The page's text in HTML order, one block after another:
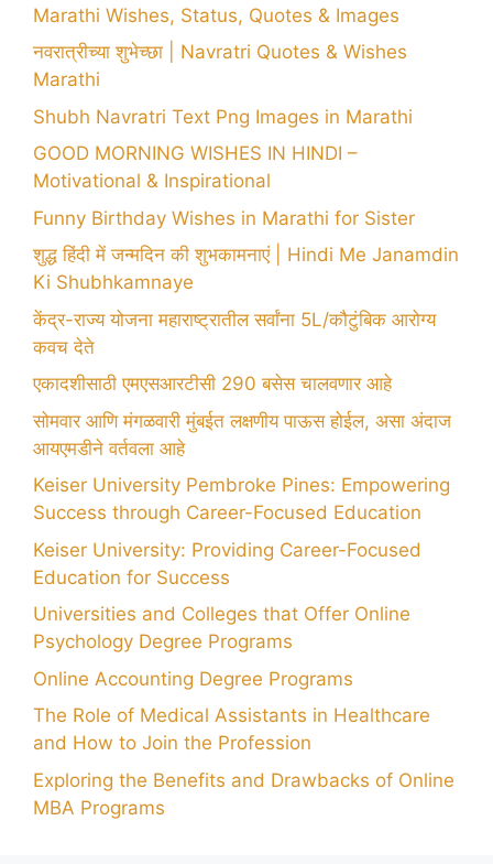
Marathi Wishes, Status, Quotes & Images
नवरात्रीच्या शुभेच्छा | Navratri Quotes & Wishes
Marathi
Shubh Navratri Text Png Images in Marathi
GOOD MORNING WISHES IN HINDI –
Motivational & Inspirational
Funny Birthday Wishes in Marathi for Sister
शुद्ध हिंदी में जन्मदिन की शुभकामनाएं | Hindi Me Janamdin
Ki Shubhkamnaye
केंद्र-राज्य योजना महाराष्ट्रातील सर्वांना 5L/कौटुंबिक आरोग्य
कवच देते
एकादशीसाठी एमएसआरटीसी 290 बसेस चालवणार आहे
सोमवार आणि मंगळवारी मुंबईत लक्षणीय पाऊस होईल, असा अंदाज
आयएमडीने वर्तवला आहे
Keiser University Pembroke Pines: Empowering
Success through Career-Focused Education
Keiser University: Providing Career-Focused
Education for Success
Universities and Colleges that Offer Online
Psychology Degree Programs
Online Accounting Degree Programs
The Role of Medical Assistants in Healthcare
and How to Join the Profession
Exploring the Benefits and Drawbacks of Online
MBA Programs